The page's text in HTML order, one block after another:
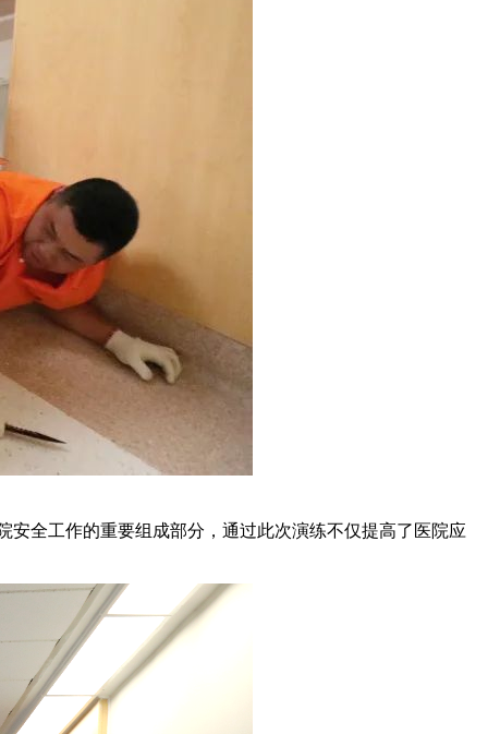
全工作的重要组成部分，通过此次演练不仅提高了医院应